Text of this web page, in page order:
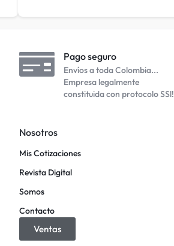
Pago seguro
Envíos a toda Colombia...
Empresa legalmente
constituida con protocolo SSl!
Nosotros
Mis Cotizaciones
Revista Digital
Somos
Contacto
Ventas